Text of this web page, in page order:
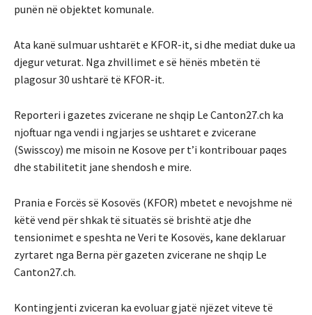
punën në objektet komunale.
Ata kanë sulmuar ushtarët e KFOR-it, si dhe mediat duke ua
djegur veturat. Nga zhvillimet e së hënës mbetën të
plagosur 30 ushtarë të KFOR-it.
Reporteri i gazetes zvicerane ne shqip Le Canton27.ch ka
njoftuar nga vendi i ngjarjes se ushtaret e zvicerane
(Swisscoy) me misoin ne Kosove per t’i kontribouar paqes
dhe stabilitetit jane shendosh e mire.
Prania e Forcës së Kosovës (KFOR) mbetet e nevojshme në
këtë vend për shkak të situatës së brishtë atje dhe
tensionimet e speshta ne Veri te Kosovës, kane deklaruar
zyrtaret nga Berna për gazeten zvicerane ne shqip Le
Canton27.ch.
Kontingjenti zviceran ka evoluar gjatë njëzet viteve të